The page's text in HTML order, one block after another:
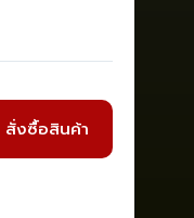
สั่งซื้อสินค้า